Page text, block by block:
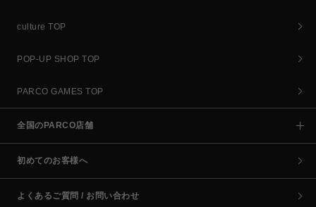
culture TOP
POP-UP SHOP TOP
PARCO GAMES TOP
全国のPARCO店舗
初めてのお客様へ
よくあるご質問 / お問い合わせ